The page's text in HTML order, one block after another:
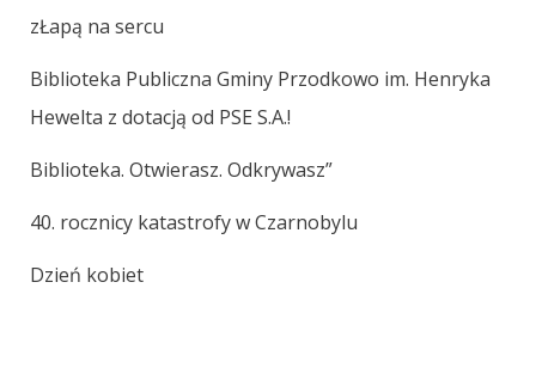
zŁapą na sercu
Biblioteka Publiczna Gminy Przodkowo im. Henryka
Hewelta z dotacją od PSE S.A.!
Biblioteka. Otwierasz. Odkrywasz”
40. rocznicy katastrofy w Czarnobylu
Dzień kobiet